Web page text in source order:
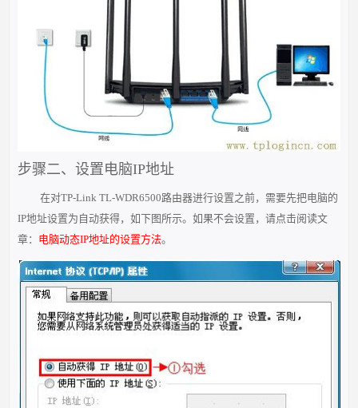
步骤二、设置电脑IP地址
在对TP-Link TL-WDR6500路由器进行设置之前，需要先把电脑的
IP地址设置为自动获得，如下图所示。如果不会设置，请点击阅读文
章： 电脑动态IP地址的设置方法。